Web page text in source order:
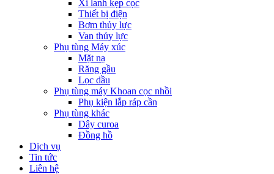
Xi lanh kẹp cọc
Thiết bị điện
Bơm thủy lực
Van thủy lực
Phụ tùng Máy xúc
Mặt nạ
Răng gầu
Lọc dầu
Phụ tùng máy Khoan cọc nhồi
Phụ kiện lắp ráp cần
Phụ tùng khác
Dây curoa
Đồng hồ
Dịch vụ
Tin tức
Liên hệ